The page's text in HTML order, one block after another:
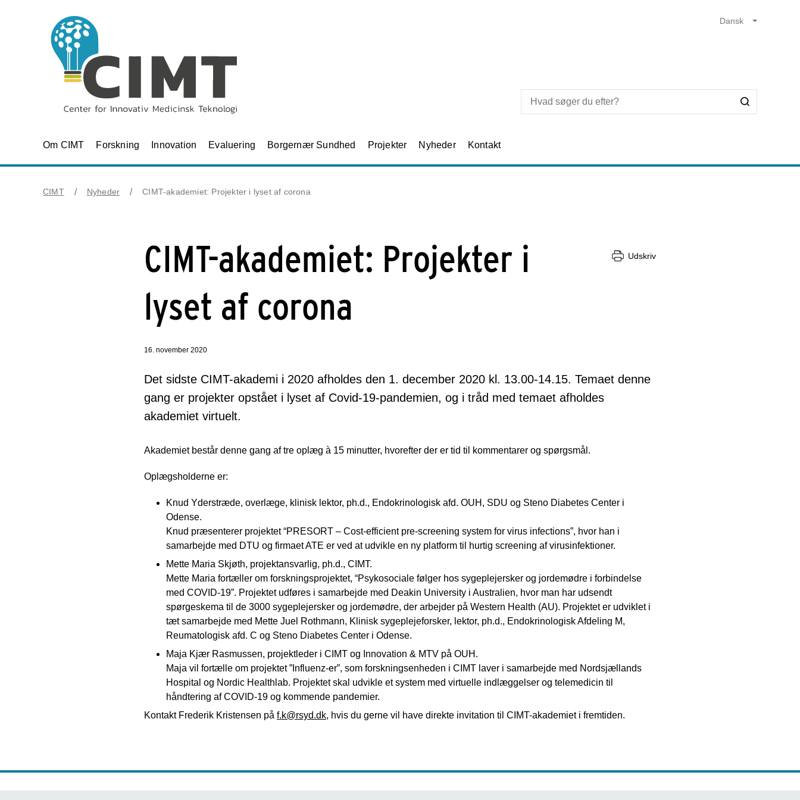
Om CIMT Forskning Innovation Evaluering Borgernær Sundhed Projekter Nyheder Kontakt
CIMT Nyheder CIMT-akademiet: Projekter i lyset af corona
CIMT-akademiet: Projekter i
lyset af corona
Udskriv
16. november 2020
Det sidste CIMT-akademi i 2020 afholdes den 1. december 2020 kl. 13.00-14.15. Temaet denne
gang er projekter opstået i lyset af Covid-19-pandemien, og i tråd med temaet afholdes
akademiet virtuelt.
Akademiet består denne gang af tre oplæg à 15 minutter, hvorefter der er tid til kommentarer og spørgsmål.
Oplægsholderne er:
Knud Yderstræde, overlæge, klinisk lektor, ph.d., Endokrinologisk afd. OUH, SDU og Steno Diabetes Center i
Odense.
Knud præsenterer projektet “PRESORT – Cost-efficient pre-screening system for virus infections”, hvor han i
samarbejde med DTU og firmaet ATE er ved at udvikle en ny platform til hurtig screening af virusinfektioner.
Mette Maria Skjøth, projektansvarlig, ph.d., CIMT.
Mette Maria fortæller om forskningsprojektet, “Psykosociale følger hos sygeplejersker og jordemødre i forbindelse
med COVID-19”. Projektet udføres i samarbejde med Deakin University i Australien, hvor man har udsendt
spørgeskema til de 3000 sygeplejersker og jordemødre, der arbejder på Western Health (AU). Projektet er udviklet i
tæt samarbejde med Mette Juel Rothmann, Klinisk sygeplejeforsker, lektor, ph.d., Endokrinologisk Afdeling M,
Reumatologisk afd. C og Steno Diabetes Center i Odense.
Maja Kjær Rasmussen, projektleder i CIMT og Innovation & MTV på OUH.
Maja vil fortælle om projektet ”Influenz-er”, som forskningsenheden i CIMT laver i samarbejde med Nordsjællands
Hospital og Nordic Healthlab. Projektet skal udvikle et system med virtuelle indlæggelser og telemedicin til
håndtering af COVID-19 og kommende pandemier.
Kontakt Frederik Kristensen på f.k@rsyd.dk, hvis du gerne vil have direkte invitation til CIMT-akademiet i fremtiden.